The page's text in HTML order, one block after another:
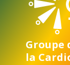
Groupe
la